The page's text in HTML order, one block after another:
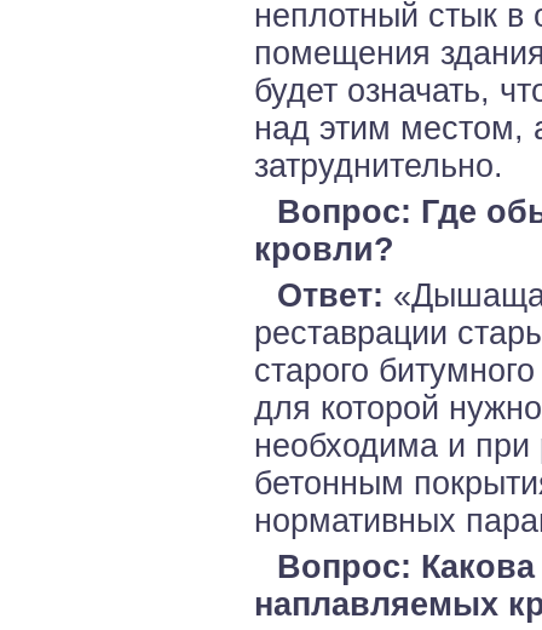
неплотный стык в
помещения
будет означать,
над этим местом,
затруднительно.
Вопрос: Где
кровли?
Ответ:
реставрации
старого
для которой
необходима и
бетонным
нормативных
Вопрос: Какова
наплавляемых